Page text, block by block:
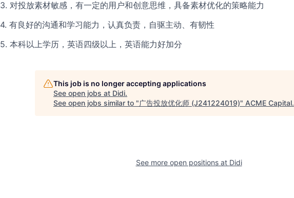
3. 对投放素材敏感，有一定的用户和创意思维，具备素材优化的策略能力
4. 有良好的沟通和学习能力，认真负责，自驱主动、有韧性
5. 本科以上学历，英语四级以上，英语能力好加分
This job is no longer accepting applications
See open jobs at Didi.
See open jobs similar to "广告投放优化师 (J241224019)" ACME Capital.
See more open positions at Didi